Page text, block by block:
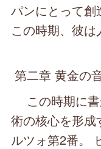
パンにとって創
この時期、彼は
第二章 黄金の
この時期に書
術の核心を形
ルツォ第2番。